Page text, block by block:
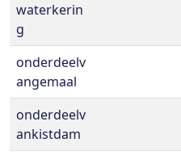
waterkerin
g
onderdeelv
angemaal
onderdeelv
ankistdam